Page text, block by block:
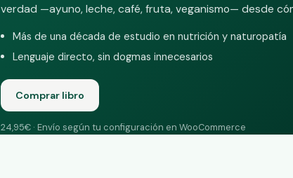
verdad —ayuno, leche, café, fruta, veganismo— desde
Más de una década de estudio en nutrición y naturopatía
Lenguaje directo, sin dogmas innecesarios
Comprar libro
24,95€ · Envío según tu configuración en WooCommerce